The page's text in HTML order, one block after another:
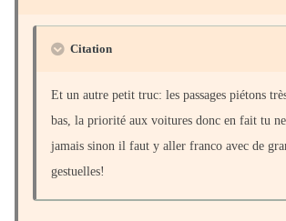
Citation
Et un autre petit truc: les passages piétons
bas, la priorité aux voitures donc en fait tu
jamais sinon il faut y aller franco avec de
gestuelles!